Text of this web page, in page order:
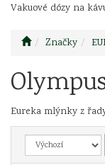
Vakuové dózy na
Značky
Eureka mlýnky z